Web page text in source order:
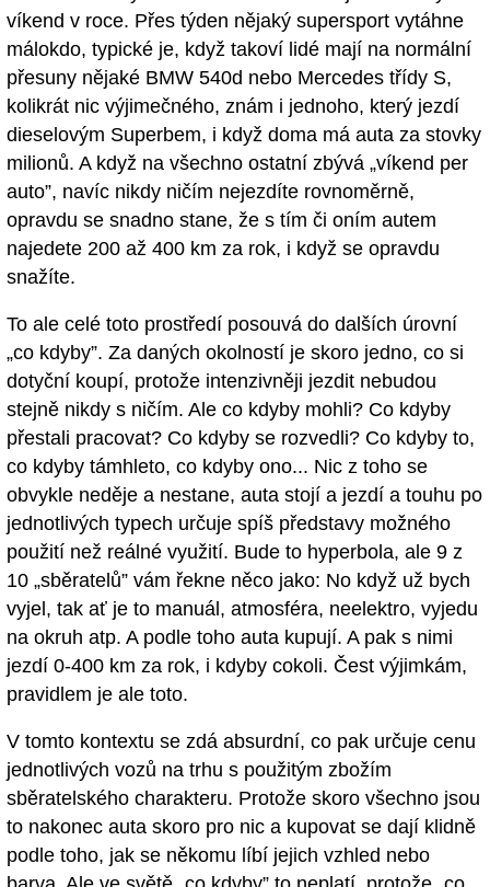
víkend v roce. Přes týden nějaký supersport vytáhne
málokdo, typické je, když takoví lidé mají na normální
přesuny nějaké BMW 540d nebo Mercedes třídy S,
kolikrát nic výjimečného, znám i jednoho, který jezdí
dieselovým Superbem, i když doma má auta za stovky
milionů. A když na všechno ostatní zbývá „víkend per
auto”, navíc nikdy ničím nejezdíte rovnoměrně,
opravdu se snadno stane, že s tím či oním autem
najedete 200 až 400 km za rok, i když se opravdu
snažíte.
To ale celé toto prostředí posouvá do dalších úrovní
„co kdyby”. Za daných okolností je skoro jedno, co si
dotyční koupí, protože intenzivněji jezdit nebudou
stejně nikdy s ničím. Ale co kdyby mohli? Co kdyby
přestali pracovat? Co kdyby se rozvedli? Co kdyby to,
co kdyby támhleto, co kdyby ono... Nic z toho se
obvykle neděje a nestane, auta stojí a jezdí a touhu po
jednotlivých typech určuje spíš představy možného
použití než reálné využití. Bude to hyperbola, ale 9 z
10 „sběratelů” vám řekne něco jako: No když už bych
vyjel, tak ať je to manuál, atmosféra, neelektro, vyjedu
na okruh atp. A podle toho auta kupují. A pak s nimi
jezdí 0-400 km za rok, i kdyby cokoli. Čest výjimkám,
pravidlem je ale toto.
V tomto kontextu se zdá absurdní, co pak určuje cenu
jednotlivých vozů na trhu s použitým zbožím
sběratelského charakteru. Protože skoro všechno jsou
to nakonec auta skoro pro nic a kupovat se dají klidně
podle toho, jak se někomu líbí jejich vzhled nebo